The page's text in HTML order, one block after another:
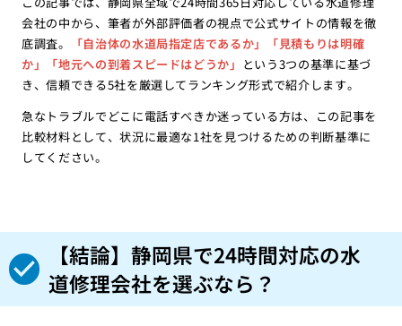
会社の中から、筆者が外部評価者の視点で公式サイトの情報を徹
底調査。
「自治体の水道局指定店であるか」「見積もりは明確
か」「地元への到着スピードはどうか」 という3つの基準に基づ
き、信頼できる5社を厳選してランキング形式で紹介します。
急なトラブルでどこに電話すべきか迷っている方は、この記事を
比較材料として、状況に最適な1社を見つけるための判断基準に
してください。
【結論】静岡県で24時間対応の水
道修理会社を選ぶなら？